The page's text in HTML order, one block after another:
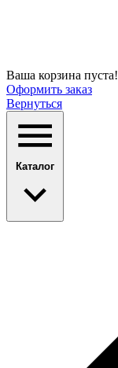
Ваша корзина пуста!
Оформить заказ
Вернуться
Каталог